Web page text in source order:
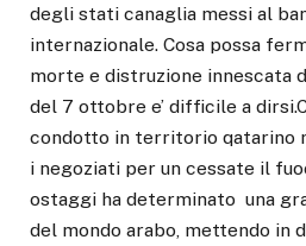
degli stati canaglia messi al
internazionale. Cosa possa
morte e distruzione innescata
del 7 ottobre e’ difficile a
condotto in territorio qatarino
i negoziati per un cessate il
ostaggi ha determinato una
del mondo arabo, mettendo in